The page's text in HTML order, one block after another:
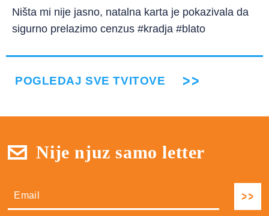
Ništa mi nije jasno, natalna karta je pokazivala da
sigurno prelazimo cenzus #kradja #blato
POGLEDAJ SVE TVITOVE
Nije njuz samo letter